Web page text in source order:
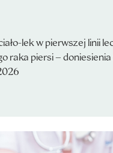
lek w pierwszej linii
raka piersi – doniesienia